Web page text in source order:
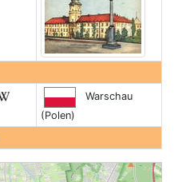
Warschau
(Polen)